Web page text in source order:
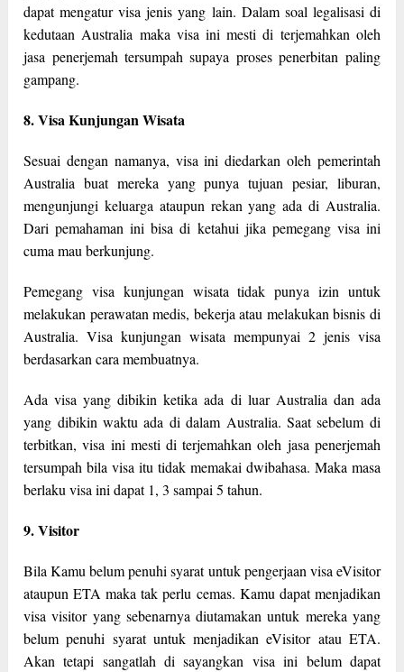
dapat mengatur visa jenis yang lain. Dalam soal legalisasi di
kedutaan Australia maka visa ini mesti di terjemahkan oleh
jasa penerjemah tersumpah supaya proses penerbitan paling
gampang.
8. Visa Kunjungan Wisata
Sesuai dengan namanya, visa ini diedarkan oleh pemerintah
Australia buat mereka yang punya tujuan pesiar, liburan,
mengunjungi keluarga ataupun rekan yang ada di Australia.
Dari pemahaman ini bisa di ketahui jika pemegang visa ini
cuma mau berkunjung.
Pemegang visa kunjungan wisata tidak punya izin untuk
melakukan perawatan medis, bekerja atau melakukan bisnis di
Australia. Visa kunjungan wisata mempunyai 2 jenis visa
berdasarkan cara membuatnya.
Ada visa yang dibikin ketika ada di luar Australia dan ada
yang dibikin waktu ada di dalam Australia. Saat sebelum di
terbitkan, visa ini mesti di terjemahkan oleh jasa penerjemah
tersumpah bila visa itu tidak memakai dwibahasa. Maka masa
berlaku visa ini dapat 1, 3 sampai 5 tahun.
9. Visitor
Bila Kamu belum penuhi syarat untuk pengerjaan visa eVisitor
ataupun ETA maka tak perlu cemas. Kamu dapat menjadikan
visa visitor yang sebenarnya diutamakan untuk mereka yang
belum penuhi syarat untuk menjadikan eVisitor atau ETA.
Akan tetapi sangatlah di sayangkan visa ini belum dapat